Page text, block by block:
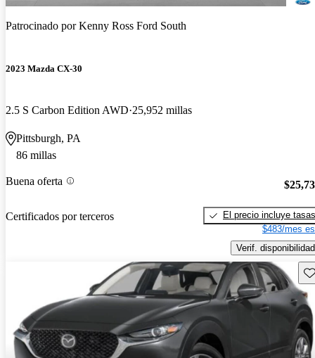
Patrocinado porKenny Ross Ford South
2023 Mazda CX-30
2.5 S Carbon Edition AWD 25,952 millas
Pittsburgh, PA
86 millas
Buena oferta
Certificados por terceros
El precio incluye tasas
$483/mes
Verif. disponibilidad